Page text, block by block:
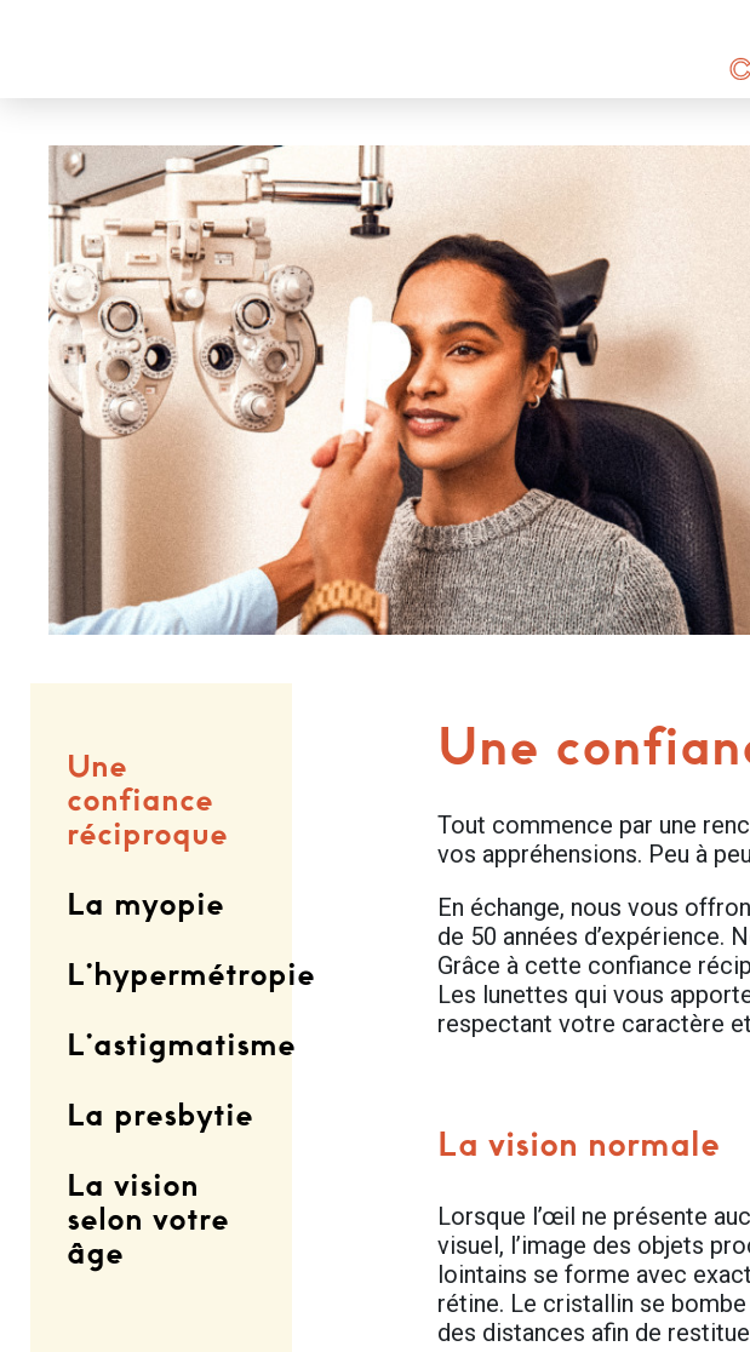
Une
confiance
réciproque
La myopie
L’hypermétropie
L’astigmatisme
La presbytie
La vision
selon votre
âge
Une
Tout commence par une
vos appréhensions. Peu à
En échange, nous vous
de 50 années d’expérience.
Grâce à cette confiance
Les lunettes qui vous
respectant votre caractère
La vision normale
Lorsque l’œil ne présente
visuel, l’image des objets
lointains se forme avec
rétine. Le cristallin se
des distances afin de